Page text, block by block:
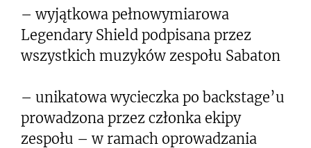
– wyjątkowa pełnowymiarowa
Legendary Shield podpisana przez
wszystkich muzyków zespołu Sabaton
– unikatowa wycieczka po backstage’u
prowadzona przez członka ekipy
zespołu – w ramach oprowadzania